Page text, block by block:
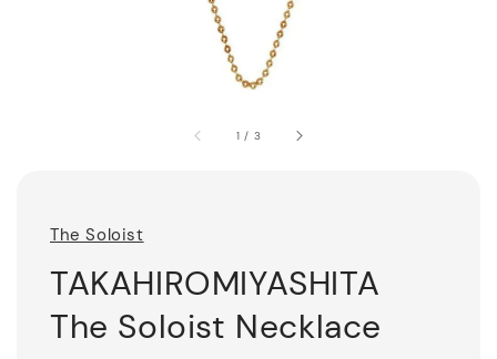
1 / 3
The Soloist
TAKAHIROMIYASHITA
The Soloist Necklace